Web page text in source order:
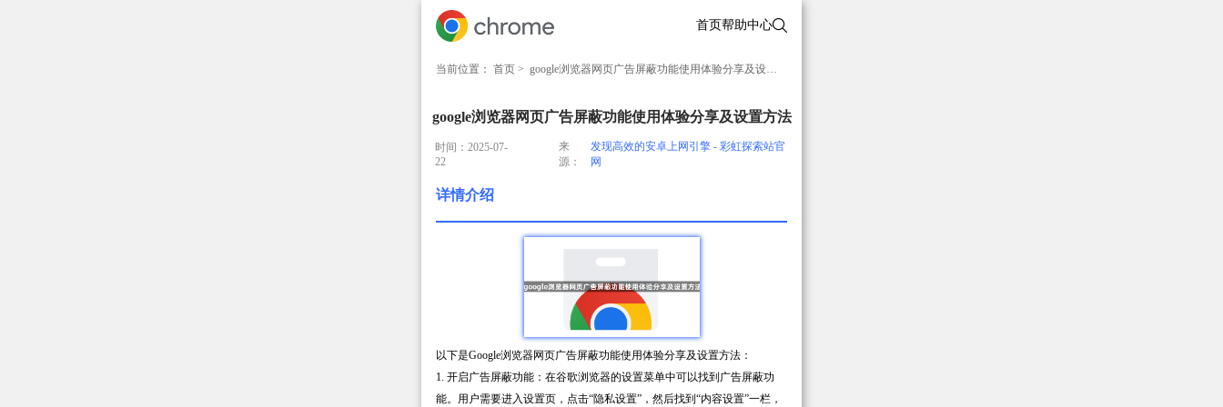
首页帮助中心
当前位置： 首页 > google浏览器网页广告屏蔽功能使用体验分享及设置方法
google浏览器网页广告屏蔽功能使用体验分享及设置方法
时间：2025-07-
22
来
源：
发现高效的安卓上网引擎 - 彩虹探索站官
网
详情介绍
以下是Google浏览器网页广告屏蔽功能使用体验分享及设置方法：
1. 开启广告屏蔽功能：在谷歌浏览器的设置菜单中可以找到广告屏蔽功
能。用户需要进入设置页，点击“隐私设置”，然后找到“内容设置”一栏，